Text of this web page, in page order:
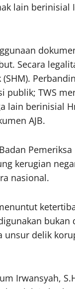
lain berinisial
Secara
publik; TWS
lain berinisial
AJB.
Pemeriksa
kerugian
nasional.
bukan
unsur delik
Irwansyah,